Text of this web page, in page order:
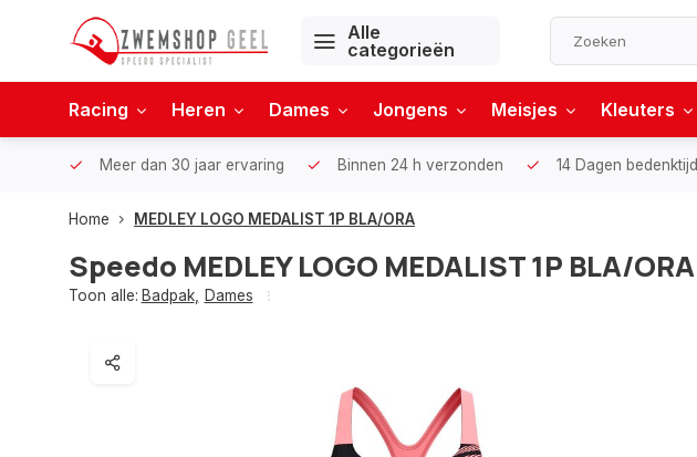
Alle
categorieën
Racing Heren Dames Jongens Meisjes Kleuters
Meer dan 30 jaar ervaring Binnen 24 h verzonden 14 Dagen bedenktijd
Home MEDLEY LOGO MEDALIST 1P BLA/ORA
Speedo MEDLEY LOGO MEDALIST 1P BLA/ORA
Toon alle: Badpak, Dames